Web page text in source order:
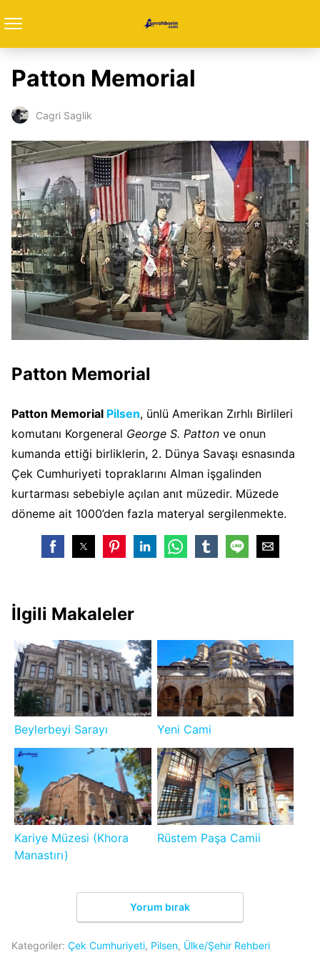
Patton Memorial
Cagri Saglik
Patton Memorial
Patton Memorial Pilsen, ünlü Amerikan Zırhlı Birlileri
komutanı Korgeneral George S. Patton ve onun
kumanda ettiği birliklerin, 2. Dünya Savaşı esnasında
Çek Cumhuriyeti topraklarını Alman işgalinden
kurtarması sebebiyle açılan anıt müzedir. Müzede
döneme ait 1000’den fazla materyal sergilenmekte.
İlgili Makaleler
Beylerbeyi Sarayı Yeni Cami
Kariye Müzesi (Khora
Manastırı)
Rüstem Paşa Camii
Yorum bırak
Kategoriler: Çek Cumhuriyeti, Pilsen, Ülke/Şehir Rehberi